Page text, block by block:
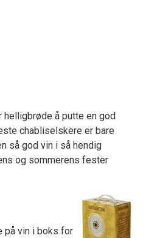
helligbrøde å putte en god
chabliselskere er bare
så god vin i så hendig
og sommerens fester
på vin i boks for